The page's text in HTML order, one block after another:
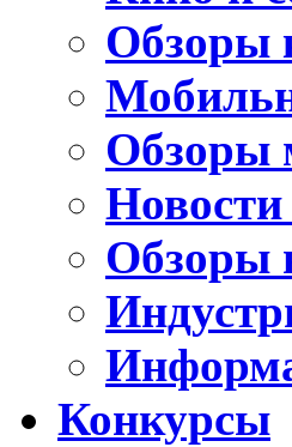
Обзоры
Обзоры
Обзоры
Конкурсы